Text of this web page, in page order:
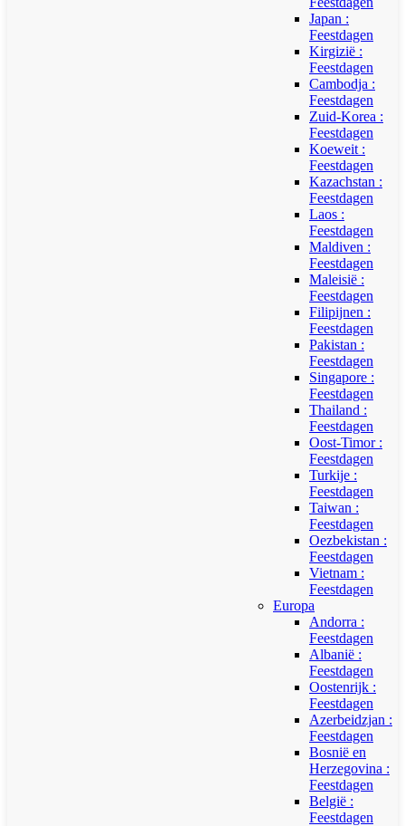
Japan :
Feestdagen
Kirgizië :
Feestdagen
Cambodja :
Feestdagen
Zuid-Korea :
Feestdagen
Koeweit :
Feestdagen
Kazachstan :
Feestdagen
Laos :
Feestdagen
Maldiven :
Feestdagen
Maleisië :
Feestdagen
Filipijnen :
Feestdagen
Pakistan :
Feestdagen
Singapore :
Feestdagen
Thailand :
Feestdagen
Oost-Timor :
Feestdagen
Turkije :
Feestdagen
Taiwan :
Feestdagen
Oezbekistan :
Feestdagen
Vietnam :
Feestdagen
Europa
Andorra :
Feestdagen
Albanië :
Feestdagen
Oostenrijk :
Feestdagen
Azerbeidzjan :
Feestdagen
Bosnië en
Herzegovina :
Feestdagen
België :
Feestdagen